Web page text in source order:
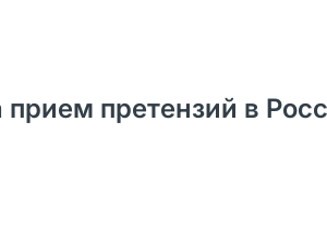
претензий в